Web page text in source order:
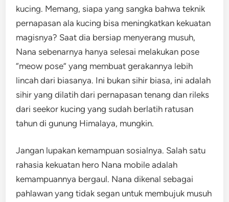
kucing. Memang, siapa yang sangka bahwa teknik
pernapasan ala kucing bisa meningkatkan kekuatan
magisnya? Saat dia bersiap menyerang musuh,
Nana sebenarnya hanya selesai melakukan pose
“meow pose” yang membuat gerakannya lebih
lincah dari biasanya. Ini bukan sihir biasa, ini adalah
sihir yang dilatih dari pernapasan tenang dan rileks
dari seekor kucing yang sudah berlatih ratusan
tahun di gunung Himalaya, mungkin.
Jangan lupakan kemampuan sosialnya. Salah satu
rahasia kekuatan hero Nana mobile adalah
kemampuannya bergaul. Nana dikenal sebagai
pahlawan yang tidak segan untuk membujuk musuh